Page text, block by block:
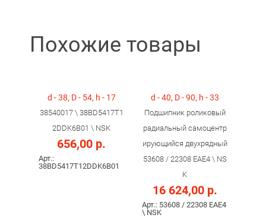
Похожие товары
d - 38, D - 54, h - 17
38540017 \ 38BD5417T1
2DDK6B01 \ NSK
656,00 р.
Арт.:
38BD5417T12DDK6B01
d - 40, D - 90, h - 33
Подшипник роликовый
радиальный самоцентр
ирующийся двухрядный
53608 / 22308 ЕAE4 \ NS
K
16 624,00 р.
Арт.: 53608 / 22308 ЕAE4
\ NSK